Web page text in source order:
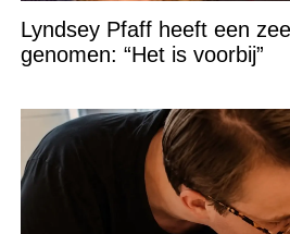
Lyndsey Pfaff heeft een
genomen: “Het is voorbij”